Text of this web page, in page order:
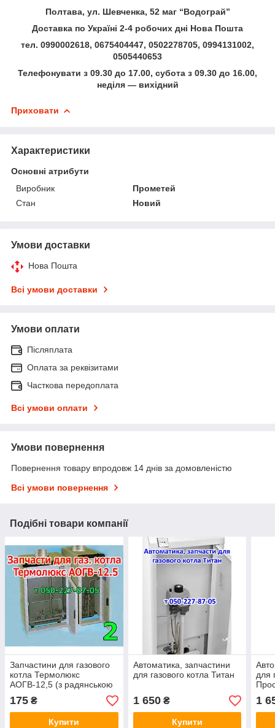
Полтава, ул. Шевченка, 52 маг “Водограй”
Доставка по Україні 2-4 робочих дні Нова Пошта
тел. 0990002618, 0675404447, 0502278705, 0994131002,
0505440653
Телефонувати з 09.30 до 17.00, субота з 09.30 до 16.00,
неділя — вихідний
Приховати
Характеристики
Основні атрибути
Виробник
Прометей
Стан
Новий
Умови доставки
Нова Пошта
Всі умови доставки
Умови оплати
Післяплата
Оплата за реквізитами
Часткова передоплата
Всі умови оплати
Умови повернення
Повернення товару впродовж 14 днів за домовленістю
Всі умови повернення
Подібні товари компанії
Запчастини для газового
котла Термолюкс
АОГВ-12,5 (з радянською
автоматикою) No 2
175 ₴
Купити
Автоматика, запчастини
для газового котла Титан
1 650₴
Купити
для
1